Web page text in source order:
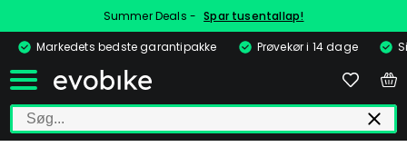
Summer Deals - Spar tusentallap!
Markedets bedste garantipakke
Prøvekør i 14 dage